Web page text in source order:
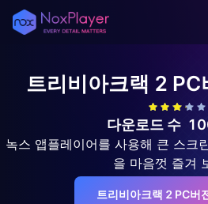
트리비아크랙 2 PC
다운로드 수
녹스 앱플레이어를 사용해 큰 스크
을 마음껏 즐겨
트리비아크랙 2 PC버